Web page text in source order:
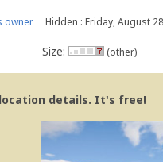
owner Hidden : Friday, August
Size: (other)
details. It's free!